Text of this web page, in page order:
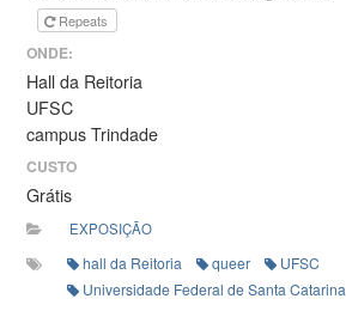
Repeats
ONDE:
Hall da Reitoria
UFSC
campus Trindade
CUSTO
Grátis
EXPOSIÇÃO
hall da Reitoria queer
UFSC
Universidade Federal de Santa Catarina